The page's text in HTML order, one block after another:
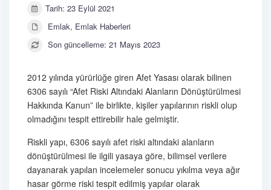
Tarih: 23 Eylül 2021
Emlak, Emlak Haberleri
Son güncelleme: 21 Mayıs 2023
2012 yılında yürürlüğe giren Afet Yasası olarak bilinen
6306 sayılı “Afet Riski Altındaki Alanların Dönüştürülmesi
Hakkında Kanun” ile birlikte, kişiler yapılarının riskli olup
olmadığını tespit ettirebilir hale gelmiştir.
Riskli yapı, 6306 sayılı afet riski altındaki alanların
dönüştürülmesi ile ilgili yasaya göre, bilimsel verilere
dayanarak yapılan incelemeler sonucu yıkılma veya ağır
hasar görme riski tespit edilmiş yapılar olarak